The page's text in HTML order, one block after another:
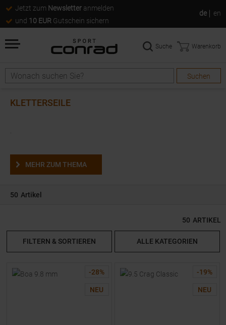
Jetzt zum Newsletter anmelden
und 10 EUR Gutschein sichern
de en
Suche
Suchen
Suche Warenkorb
KLETTERSEILE
MEHR ZUM THEMA
50 Artikel
50 ARTIKEL
FILTERN & SORTIEREN ALLE KATEGORIEN
-28%
NEU
-19%
NEU